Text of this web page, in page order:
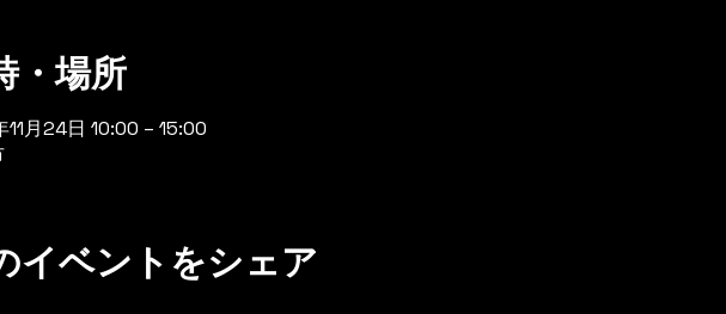
・場所
11月24日 10:00 – 15:00
イベントをシェア